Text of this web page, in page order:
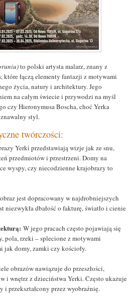
to polski artysta malarz, znany z
które łączą elementy fantazji z motywami
życia, natury i architektury. Jego
na całym świecie i przywodzi na myśl
czy Hieronymusa Boscha, choć Yerka
styl.
twórczości:
Yerki przedstawiają wizje jak ze snu,
przedmiotów i przestrzeni. Domy na
wyspy, czy niecodzienne krajobrazy to
jest dopracowany w najdrobniejszych
niezwykła dbałość o fakturę, światło i cienie
W jego pracach często pojawiają się
pola, rzeki – splecione z motywami
domy, zamki czy kościoły.
obrazów nawiązuje do przeszłości,
i wnętrz z dzieciństwa Yerki. Często ukazuje
i przekształcony przez wyobraźnię.